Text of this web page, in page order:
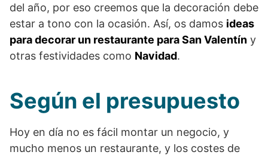
del año, por eso creemos que la decoración debe
estar a tono con la ocasión. Así, os damos ideas
para decorar un restaurante para San Valentín y
otras festividades como Navidad.
Según el presupuesto
Hoy en día no es fácil montar un negocio, y
mucho menos un restaurante, y los costes de